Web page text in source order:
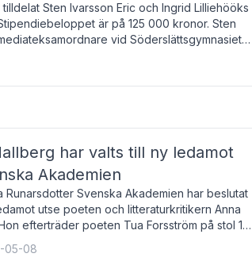
Sten Ivarsson Eric och Ingrid Lilliehööks
är på 125 000 kronor. Sten
vid Söderslättsgymnasiet i
har valts till ny ledamot
Akademien
Runarsdotter Svenska Akademien har beslutat
utse poeten och litteraturkritikern Anna
efterträder poeten Tua Forsström på stol 18
att ta sitt inträde vid Akademiens
05-08